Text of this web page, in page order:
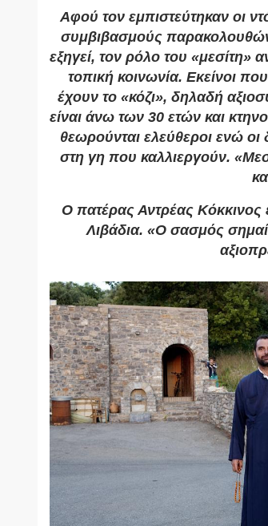
Αφού τον εμπιστεύτηκαν οι
συμβιβασμούς
εξηγεί, τον ρόλο του
τοπική κοινωνία. Εκείνοι
έχουν το «κόζι», δηλαδή
είναι άνω των 30 ετών και
θεωρούνται ελεύθεροι ενώ οι
στη γη που καλλιεργούν.
Ο πατέρας Αντρέας Κόκκινος
Λιβάδια. «Ο σασμός